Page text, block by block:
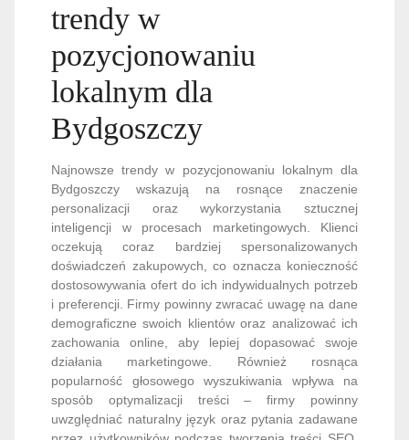
trendy w
pozycjonowaniu
lokalnym dla
Bydgoszczy
Najnowsze trendy w pozycjonowaniu lokalnym dla
Bydgoszczy wskazują na rosnące znaczenie
personalizacji oraz wykorzystania sztucznej
inteligencji w procesach marketingowych. Klienci
oczekują coraz bardziej spersonalizowanych
doświadczeń zakupowych, co oznacza konieczność
dostosowywania ofert do ich indywidualnych potrzeb
i preferencji. Firmy powinny zwracać uwagę na dane
demograficzne swoich klientów oraz analizować ich
zachowania online, aby lepiej dopasować swoje
działania marketingowe. Również rosnąca
popularność głosowego wyszukiwania wpływa na
sposób optymalizacji treści – firmy powinny
uwzględniać naturalny język oraz pytania zadawane